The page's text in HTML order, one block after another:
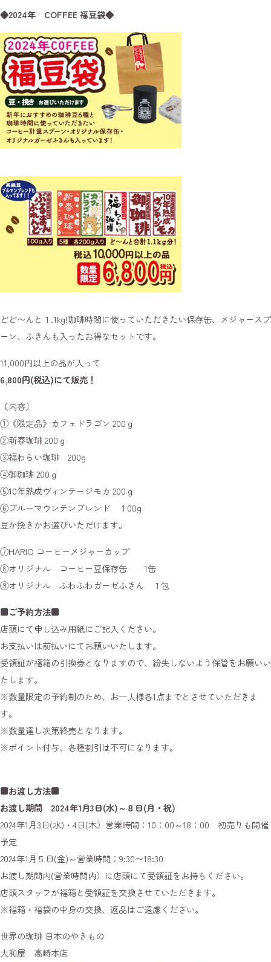
◆2024年 COFFEE 福豆袋◆
どど〜んと１.1kg!珈琲時間に使っていただきたい保存缶、メジャースプ
ーン、ふきんも入ったお得なセットです。
11,000円以上の品が入って
6,800円(税込)にて販売！
〔内容〕
①《限定品》カフェドラゴン 200ｇ
②新春珈琲 200ｇ
③福わらい珈琲 200g
④御珈琲 200ｇ
⑤10年熟成ヴィンテージモカ 200ｇ
⑥ブルーマウンテンブレンド １00g
豆か挽きかお選びいただけます。
⑦HARIO コーヒーメジャーカップ
⑧オリジナル コーヒー豆保存缶 1缶
⑨オリジナル ふわふわガーゼふきん １包
■ご予約方法■
店頭にて申し込み用紙にご記入ください。
お支払いは前払いにてお願いいたします。
受領証が福箱の引換券となりますので、紛失しないよう保管をお願いい
たします。
※数量限定の予約制のため、お一人様各1点までとさせていただきま
す。
※数量達し次第終売となります。
※ポイント付与、各種割引は不可になります。
■お渡し方法■
お渡し期間 2024年1月3日(水)～８日(月・祝)
2024年1月3日(水)・4日(木）営業時間：10：00～18：00 初売りも開催
予定
2024年1月５日(金)～営業時間：9:30〜18:30
お渡し期間内(営業時間内）に店頭にて受領証をお持ちください。
店頭スタッフが福箱と受領証を交換させていただきます。
※福箱・福袋の中身の交換、返品はご遠慮ください。
世界の珈琲 日本のやきもの
大和屋 高崎本店